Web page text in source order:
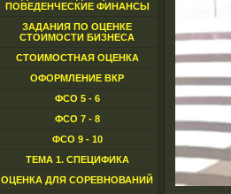
ПОВЕДЕНЧЕСКИЕ ФИНАНСЫ
ЗАДАНИЯ ПО ОЦЕНКЕ
СТОИМОСТИ БИЗНЕСА
СТОИМОСТНАЯ ОЦЕНКА
ОФОРМЛЕНИЕ ВКР
ФСО 5 - 6
ФСО 7 - 8
ФСО 9 - 10
ТЕМА 1. СПЕЦИФИКА
ОЦЕНКА ДЛЯ СОРЕВНОВАНИЙ